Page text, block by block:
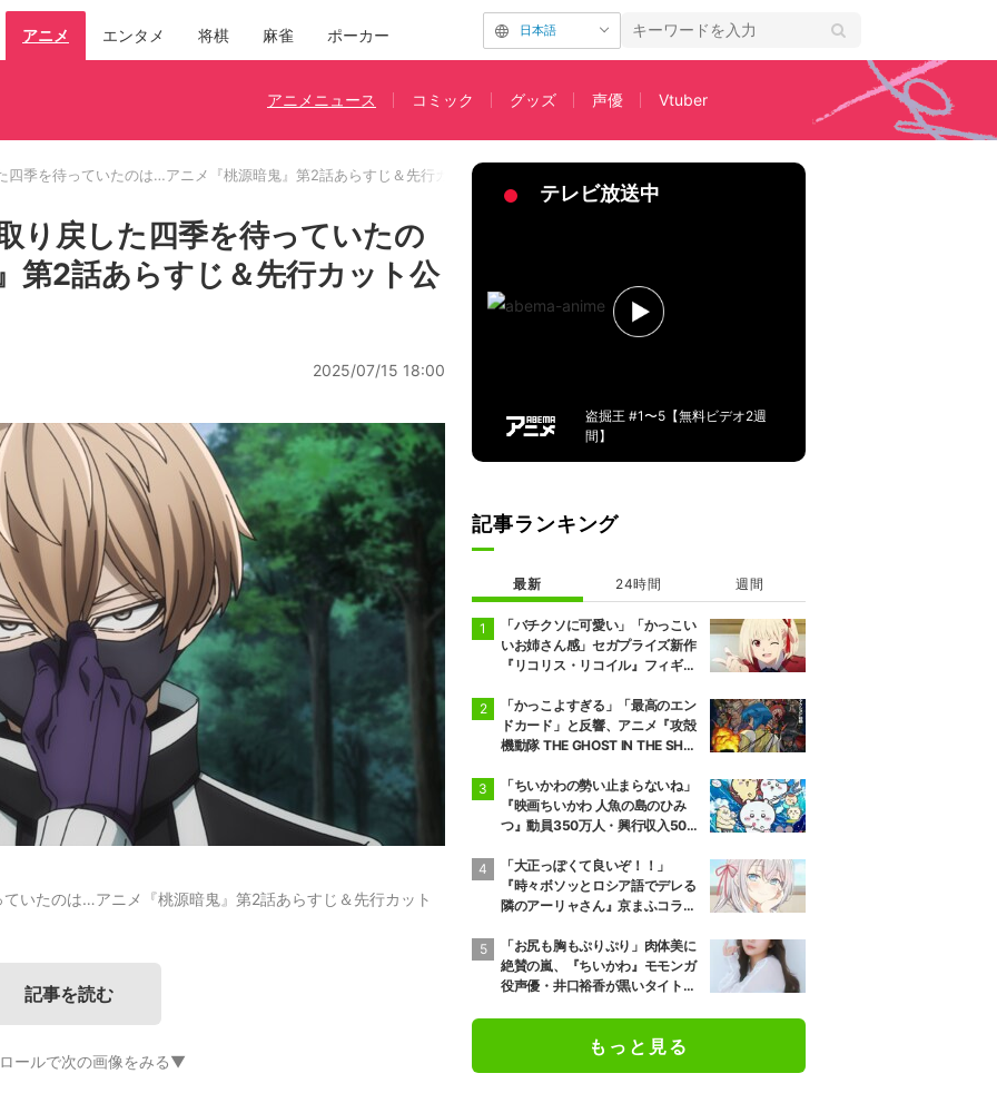
アニメ エンタメ 将棋 麻雀 ポーカー 日本語
アニメニュース コミック グッズ 声優 Vtuber
四季を待っていたのは…アニメ『桃源暗鬼』第2話あらすじ＆先行カット公開
り戻した四季を待っていたの
第2話あらすじ＆先行カット公
2025/07/15 18:00
いたのは…アニメ『桃源暗鬼』第2話あらすじ＆先行カット
記事を読む
ールで次の画像をみる▼
テレビ放送中
盗掘王 #1〜5【無料ビデオ2週
間】
記事ランキング
最新 24時間 週間
「バチクソに可愛い」「かっこい
いお姉さん感」セガプライズ新作
『リコリス・リコイル』フィギュ
「かっこよすぎる」「最高のエン
ドカード」と反響、アニメ『攻殻
機動隊 THE GHOST IN THE SHEL
「ちいかわの勢い止まらないね」
『映画ちいかわ 人魚の島のひみ
つ』動員350万人・興行収入50億
「大正っぽくて良いぞ！！」
『時々ボソッとロシア語でデレる
隣のアーリャさん』京まふコラボ
「お尻も胸もぷりぷり」肉体美に
絶賛の嵐、『ちいかわ』モモンガ
役声優・井口裕香が黒いタイトウ
もっと見る